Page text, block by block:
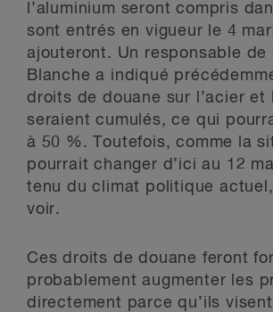
l’aluminium seront compris
sont entrés en vigueur le 4
ajouteront. Un responsable de
Blanche a indiqué
droits de douane sur l’acier et
seraient cumulés, ce qui
à 50 %. Toutefois, comme la
pourrait changer d’ici au 12
tenu du climat politique
voir.
Ces droits de douane feront
probablement augmenter les
directement parce qu’ils